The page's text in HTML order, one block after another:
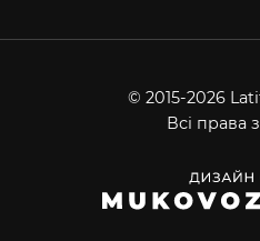
© 2015-2026
Всі права